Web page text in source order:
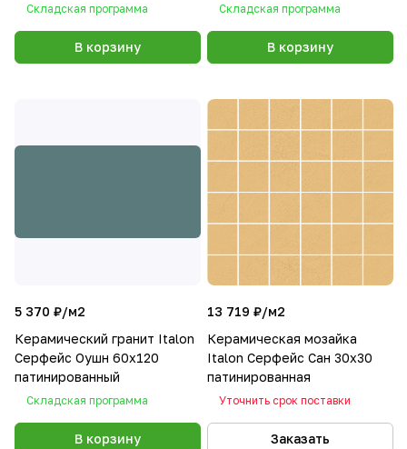
Складская программа
В корзину
Складская программа
В корзину
5 370 ₽/м2
Керамический гранит Italon
Серфейс Оушн 60x120
патинированный
Складская программа
В корзину
13 719 ₽/м2
Керамическая мозайка
Italon Серфейс Сан 30х30
патинированная
Уточнить срок поставки
Заказать